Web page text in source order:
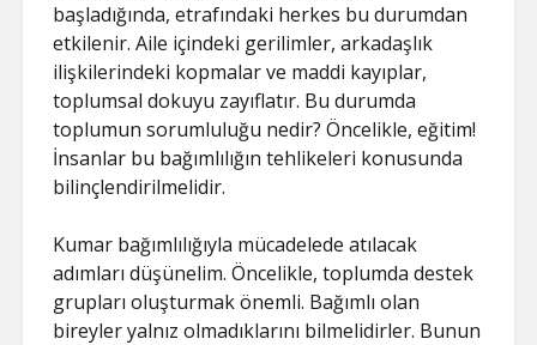
başladığında, etrafındaki herkes bu durumdan
etkilenir. Aile içindeki gerilimler, arkadaşlık
ilişkilerindeki kopmalar ve maddi kayıplar,
toplumsal dokuyu zayıflatır. Bu durumda
toplumun sorumluluğu nedir? Öncelikle, eğitim!
İnsanlar bu bağımlılığın tehlikeleri konusunda
bilinçlendirilmelidir.
Kumar bağımlılığıyla mücadelede atılacak
adımları düşünelim. Öncelikle, toplumda destek
grupları oluşturmak önemli. Bağımlı olan
bireyler yalnız olmadıklarını bilmelidirler. Bunun